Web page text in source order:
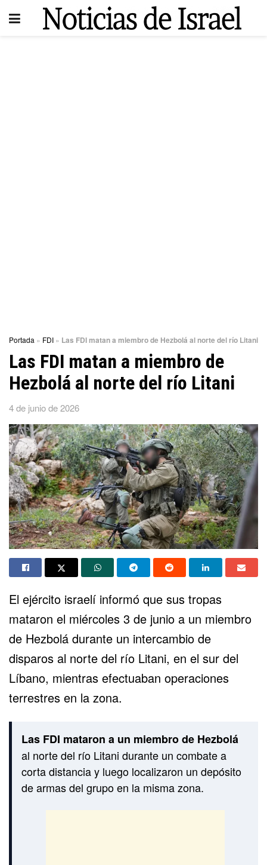
Portada » FDI » Las FDI matan a miembro de Hezbolá al norte del río Litani
Las FDI matan a miembro de
Hezbolá al norte del río Litani
4 de junio de 2026
El ejército israelí informó que sus tropas
mataron el miércoles 3 de junio a un miembro
de Hezbolá durante un intercambio de
disparos al norte del río Litani, en el sur del
Líbano, mientras efectuaban operaciones
terrestres en la zona.
Las FDI mataron a un miembro de Hezbolá
al norte del río Litani durante un combate a
corta distancia y luego localizaron un depósito
de armas del grupo en la misma zona.